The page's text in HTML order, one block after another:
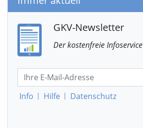
GKV-Newsletter
Der kostenfreie Infoservice
Info | Hilfe | Datenschutz